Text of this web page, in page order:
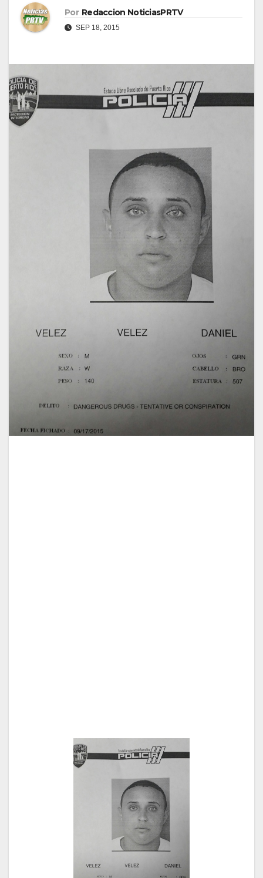
Por Redaccion NoticiasPRTV
SEP 18, 2015